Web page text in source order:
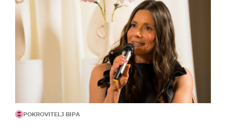
POKROVITELJ BIPA